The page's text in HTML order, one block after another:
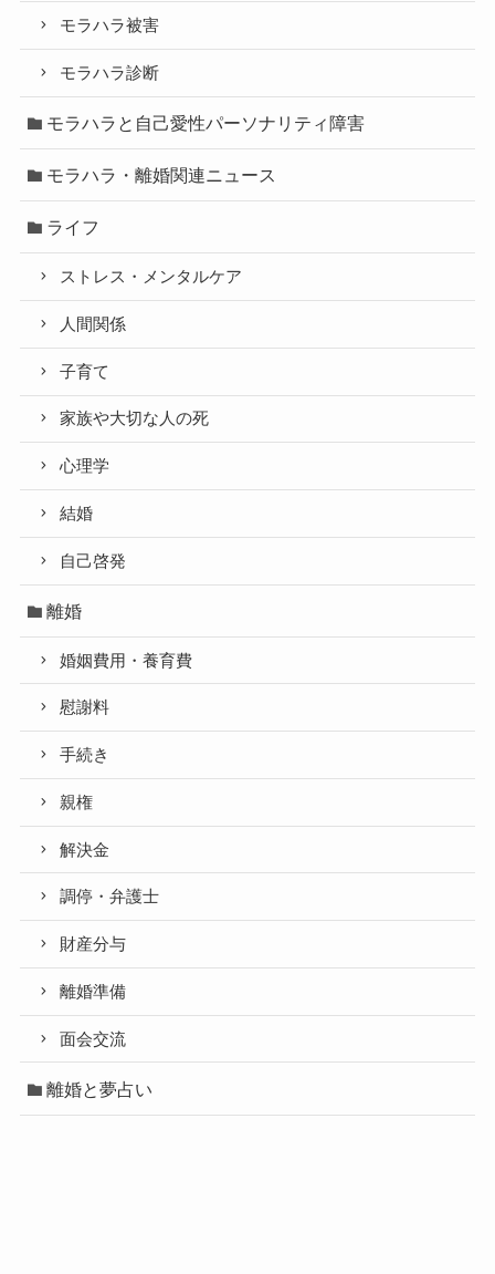
モラハラ被害
モラハラ診断
モラハラと自己愛性パーソナリティ障害
モラハラ・離婚関連ニュース
ライフ
ストレス・メンタルケア
人間関係
子育て
家族や大切な人の死
心理学
結婚
自己啓発
離婚
婚姻費用・養育費
慰謝料
手続き
親権
解決金
調停・弁護士
財産分与
離婚準備
面会交流
離婚と夢占い